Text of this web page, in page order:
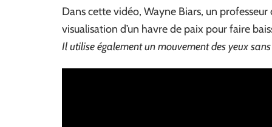
Dans cette vidéo, Wayne Biars, un
visualisation d’un havre de paix pour faire
Il utilise également un mouvement des yeux